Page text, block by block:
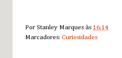
Por Stanley Marques às 16:14
Marcadores: Curiosidades